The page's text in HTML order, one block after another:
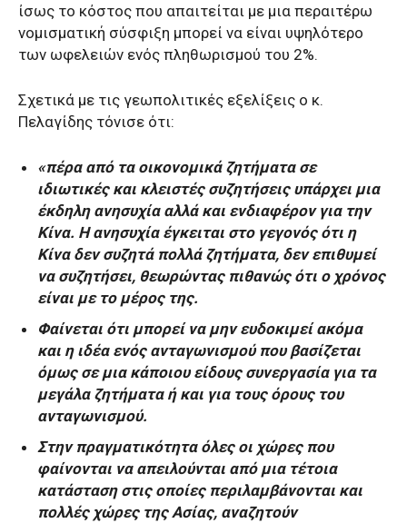
ίσως το κόστος που απαιτείται με μια περαιτέρω
νομισματική σύσφιξη μπορεί να είναι υψηλότερο
των ωφελειών ενός πληθωρισμού του 2%.
Σχετικά με τις γεωπολιτικές εξελίξεις ο κ.
Πελαγίδης τόνισε ότι:
«πέρα από τα οικονομικά ζητήματα σε
ιδιωτικές και κλειστές συζητήσεις υπάρχει μια
έκδηλη ανησυχία αλλά και ενδιαφέρον για την
Κίνα. Η ανησυχία έγκειται στο γεγονός ότι η
Κίνα δεν συζητά πολλά ζητήματα, δεν επιθυμεί
να συζητήσει, θεωρώντας πιθανώς ότι ο χρόνος
είναι με το μέρος της.
Φαίνεται ότι μπορεί να μην ευδοκιμεί ακόμα
και η ιδέα ενός ανταγωνισμού που βασίζεται
όμως σε μια κάποιου είδους συνεργασία για τα
μεγάλα ζητήματα ή και για τους όρους του
ανταγωνισμού.
Στην πραγματικότητα όλες οι χώρες που
φαίνονται να απειλούνται από μια τέτοια
κατάσταση στις οποίες περιλαμβάνονται και
πολλές χώρες της Ασίας, αναζητούν